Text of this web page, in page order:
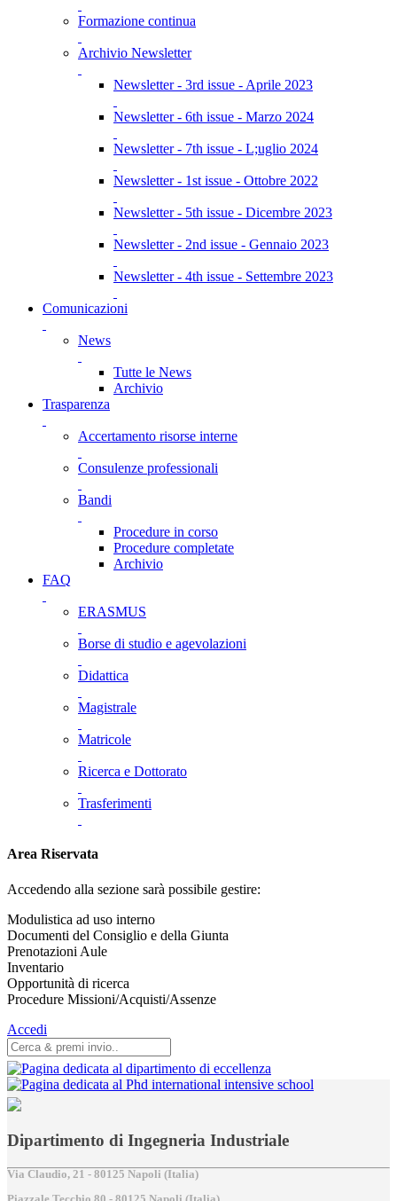
Formazione continua
Archivio Newsletter
Newsletter - 3rd issue - Aprile 2023
Newsletter - 6th issue - Marzo 2024
Newsletter - 7th issue - L;uglio 2024
Newsletter - 1st issue - Ottobre 2022
Newsletter - 5th issue - Dicembre 2023
Newsletter - 2nd issue - Gennaio 2023
Newsletter - 4th issue - Settembre 2023
Comunicazioni
News
Tutte le News
Archivio
Trasparenza
Accertamento risorse interne
Consulenze professionali
Bandi
Procedure in corso
Procedure completate
Archivio
FAQ
ERASMUS
Borse di studio e agevolazioni
Didattica
Magistrale
Matricole
Ricerca e Dottorato
Trasferimenti
Area Riservata
Accedendo alla sezione sarà possibile gestire:
Modulistica ad uso interno
Documenti del Consiglio e della Giunta
Prenotazioni Aule
Inventario
Opportunità di ricerca
Procedure Missioni/Acquisti/Assenze
Accedi
Dipartimento di Ingegneria Industriale
Via Claudio, 21 - 80125 Napoli (Italia)